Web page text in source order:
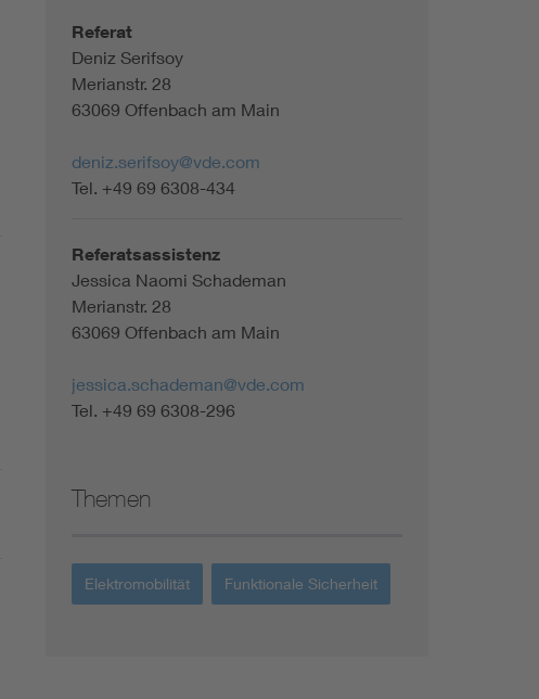
Referat
Deniz Serifsoy
Merianstr. 28
63069 Offenbach am Main
deniz.serifsoy@vde.com
Tel. +49 69 6308-434
Referatsassistenz
Jessica Naomi Schademan
Merianstr. 28
63069 Offenbach am Main
jessica.schademan@vde.com
Tel. +49 69 6308-296
Themen
Elektromobilität Funktionale Sicherheit